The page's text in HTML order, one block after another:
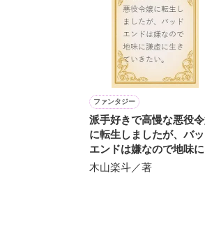
※表紙も作中使用の
※執筆期間2026.6.3
※他サイトさんにて
ファンタジー
派手好きで高慢な悪役
に転生しましたが、バ
エンドは嫌なので地味
虚に生きていきたい。
木山楽斗／著